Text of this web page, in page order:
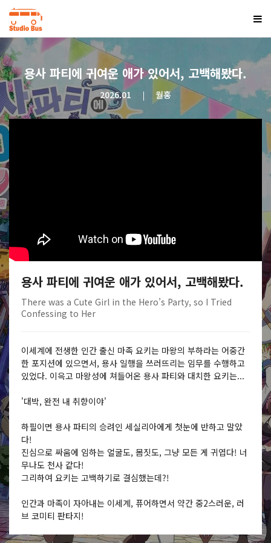
용사 파티에 귀여운 애가 있어서, 고백해봤다.
2026.01 월홍
용사 파티에 귀여운 애가 있어서, 고백해봤다.
There was a Cute Girl in the Hero’s Party, so I Tried
Confessing to Her
이세계에 전생한 인간 출신 마족 요키는 마왕의 부하라는 어중간
한 포지션에 있으면서, 용사 일행을 쓰러뜨리는 임무를 수행하고
있었다. 이윽고 마왕성에 쳐들어온 용사 파티와 대치한 요키는...
'대박, 완전 내 취향이야'
하필이면 용사 파티의 승려인 세실리아에게 첫눈에 반하고 말았
다!
진심으로 싸움에 임하는 얼굴도, 몸짓도, 그냥 모든 게 귀엽다! 너
무나도 천사 같다!
그리하여 요키는 고백하기로 결심했는데?!
인간과 마족이 자아내는 이세계, 퓨어하면서 약간 중2스러운, 러
브 코미티 판타지!